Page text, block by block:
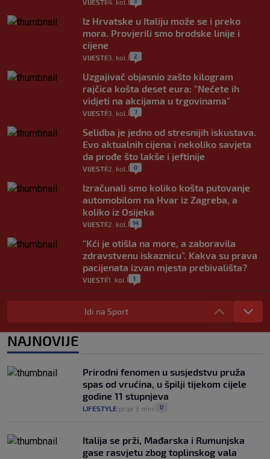
VIJESTI 4. kol.
Iz Hrvatske u Italiju može se i preko
mora. Provjerili smo brodske linije i
cijene
VIJESTI 3. kol. 2
Uzgajivač objasnio zašto kilogram
rajčica košta deset eura: "Nećete ih
vidjeti na akcijama u trgovinama"
VIJESTI 3. kol. 7
Selidba je jedno od stresnijih iskustava.
Evo aktualnih cijena i nekoliko savjeta
da prođe što lakše i jeftinije
VIJESTI 2. kol. 0
Izračunali smo koliko košta putovanje
automobilom na Hvar iz Zagreba, a
koliko iz Osijeka
VIJESTI 2. kol. 14
"Kći je otišla na more, a zaboravila
zdravstvenu iskaznicu". Kakva su prava
pacijenata izvan mjesta prebivališta?
VIJESTI 1. kol. 1
Provjerili smo "što ćemo onda" ako
Plenković na 15 dana ukine mjere: "Ne bi
se dogodilo ništa. Vlada se zaljubila u te
intervencije"
Analitičar o Mostu: Oni su u yin-yang
poziciji i imaju drugog najpoznatijeg
bravara u povijesti Hrvatske
VIJESTI 16
Idi na Sport
NAJNOVIJE
Prirodni fenomen u susjedstvu pruža
spas od vrućina, u špilji tijekom cijele
godine 11 stupnjeva
LIFESTYLE prije 3 min 0
Italija se prži, Mađarska i Rumunjska
gase rasvjetu zbog toplinskog vala